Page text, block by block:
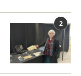
2